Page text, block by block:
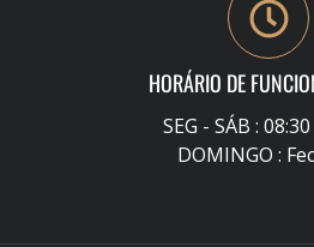
HORÁRIO DE
SEG - SÁB :
DOMINGO :